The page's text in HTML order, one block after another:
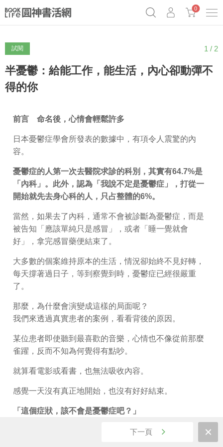
0
試閱 1 / 2
半憂鬱：給能工作，能生活，內心卻動彈不
得的你
前言 命名後，心情會輕鬆許多
日本憂鬱症學會所發表的數據中，有項令人震驚的內
容。
憂鬱症的人第一次去醫院求診的科別，其實有64.7%是
「內科」。此外，認為「我說不定是憂鬱症」，打從一
開始就先去身心科的人，只占整體的6%。
當然，如果去了內科，通常不會被診斷為憂鬱症，而是
被告知「應該單純只是感冒」，或者「睡一覺就會
好」，拿完感冒藥便結束了。
大多數的個案維持原本的生活，情況卻始終不見好轉，
每天撐著過日子，等到察覺到時，憂鬱症已經很嚴重
了。
那麼，為什麼會演變成這樣的局面呢？
我們來透過真實患者的案例，看看背後的原因。
某位患者即使聽到最喜歡的音樂，心情也不像從前那麼
雀躍，反而不知為何覺得有點吵。
就算看電影或看書，也無法吸收內容。
感覺一天沒有真正地開始，也沒有好好結束。
「這個症狀，該不會是憂鬱症吧？」
可是，使用這樣的字眼，好像又太過沉重，再說平常的
下一頁